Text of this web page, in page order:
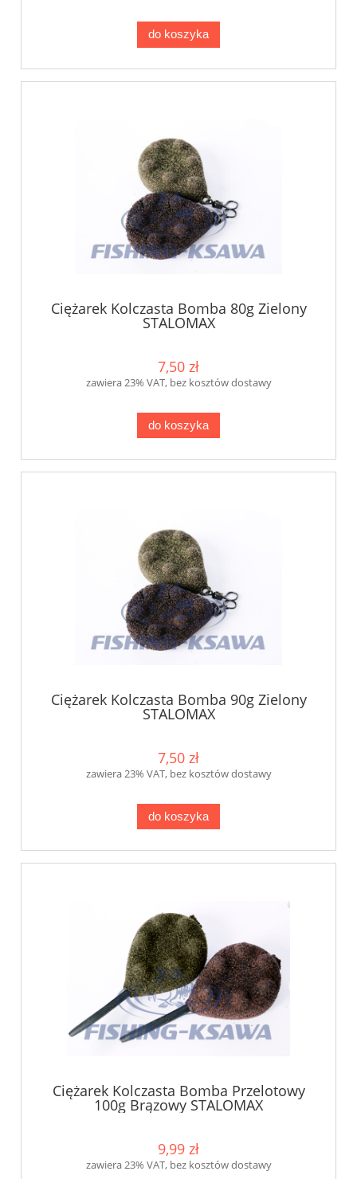
do koszyka
Ciężarek Kolczasta Bomba 80g Zielony
STALOMAX
7,50 zł
zawiera 23% VAT, bez kosztów dostawy
do koszyka
Ciężarek Kolczasta Bomba 90g Zielony
STALOMAX
7,50 zł
zawiera 23% VAT, bez kosztów dostawy
do koszyka
Ciężarek Kolczasta Bomba Przelotowy
100g Brązowy STALOMAX
9,99 zł
zawiera 23% VAT, bez kosztów dostawy